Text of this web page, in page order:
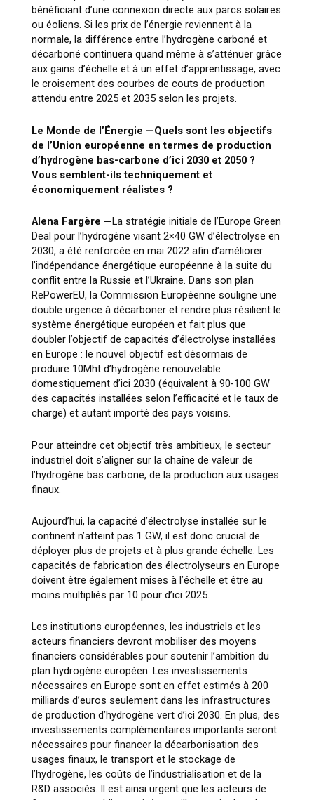
bénéficiant d’une connexion directe aux parcs solaires
ou éoliens. Si les prix de l’énergie reviennent à la
normale, la différence entre l’hydrogène carboné et
décarboné continuera quand même à s’atténuer grâce
aux gains d’échelle et à un effet d’apprentissage, avec
le croisement des courbes de couts de production
attendu entre 2025 et 2035 selon les projets.
Le Monde de l’Énergie —Quels sont les objectifs
de l’Union européenne en termes de production
d’hydrogène bas-carbone d’ici 2030 et 2050 ?
Vous semblent-ils techniquement et
économiquement réalistes ?
Alena Fargère —La stratégie initiale de l’Europe Green
Deal pour l’hydrogène visant 2×40 GW d’électrolyse en
2030, a été renforcée en mai 2022 afin d’améliorer
l’indépendance énergétique européenne à la suite du
conflit entre la Russie et l’Ukraine. Dans son plan
RePowerEU, la Commission Européenne souligne une
double urgence à décarboner et rendre plus résilient le
système énergétique européen et fait plus que
doubler l’objectif de capacités d’électrolyse installées
en Europe : le nouvel objectif est désormais de
produire 10Mht d’hydrogène renouvelable
domestiquement d’ici 2030 (équivalent à 90-100 GW
des capacités installées selon l’efficacité et le taux de
charge) et autant importé des pays voisins.
Pour atteindre cet objectif très ambitieux, le secteur
industriel doit s’aligner sur la chaîne de valeur de
l’hydrogène bas carbone, de la production aux usages
finaux.
Aujourd’hui, la capacité d’électrolyse installée sur le
continent n’atteint pas 1 GW, il est donc crucial de
déployer plus de projets et à plus grande échelle. Les
capacités de fabrication des électrolyseurs en Europe
doivent être également mises à l’échelle et être au
moins multipliés par 10 pour d’ici 2025.
Les institutions européennes, les industriels et les
acteurs financiers devront mobiliser des moyens
financiers considérables pour soutenir l’ambition du
plan hydrogène européen. Les investissements
nécessaires en Europe sont en effet estimés à 200
milliards d’euros seulement dans les infrastructures
de production d’hydrogène vert d’ici 2030. En plus, des
investissements complémentaires importants seront
nécessaires pour financer la décarbonisation des
usages finaux, le transport et le stockage de
l’hydrogène, les coûts de l’industrialisation et de la
R&D associés. Il est ainsi urgent que les acteurs de